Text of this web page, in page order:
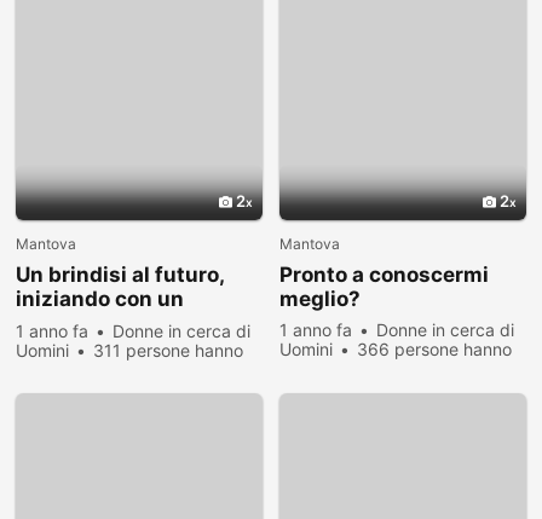
2
Mantova
Un brindisi al futuro,
iniziando con un
incontro
1 anno fa
Donne in cerca di
Uomini
311 persone hanno
2
Mantova
Pronto a conoscermi
meglio?
1 anno fa
Donne in cerca di
Uomini
366 persone hanno